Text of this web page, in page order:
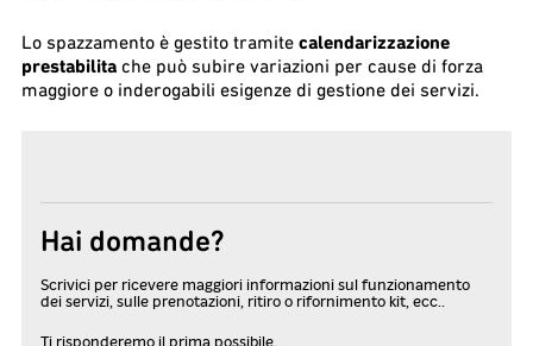
Lo spazzamento è gestito tramite calendarizzazione
prestabilitache può subire variazioni per cause di forza
maggiore o inderogabili esigenze di gestione dei servizi.
Hai domande?
Scrivici per ricevere maggiori informazioni sul funzionamento
dei servizi, sulle prenotazioni, ritiro o rifornimento kit, ecc..
Ti risponderemo il prima possibile.